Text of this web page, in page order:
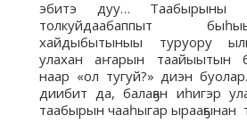
эбитэ дуу… Таабырыны
толкуйдаабаппыт
хайдыбытыныы туруору
улахан аҥарын таайыытын
наар «ол тугуй?» диэн
диибит да, балаҕан иһигэр
таабырын чааһыгар ырааҕынан